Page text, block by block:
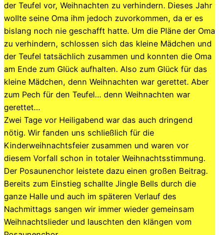
der Teufel vor, Weihnachten zu verhindern. Dieses Jahr
wollte seine Oma ihm jedoch zuvorkommen, da er es
bislang noch nie geschafft hatte. Um die Pläne der Oma
zu verhindern, schlossen sich das kleine Mädchen und
der Teufel tatsächlich zusammen und konnten die Oma
am Ende zum Glück aufhalten. Also zum Glück für das
kleine Mädchen, denn Weihnachten war gerettet. Aber
zum Pech für den Teufel… denn Weihnachten war
gerettet…
Zwei Tage vor Heiligabend war das auch dringend
nötig. Wir fanden uns schließlich für die
Kinderweihnachtsfeier zusammen und waren vor
diesem Vorfall schon in totaler Weihnachtsstimmung.
Der Posaunenchor leistete dazu einen großen Beitrag.
Bereits zum Einstieg schallte Jingle Bells durch die
ganze Halle und auch im späteren Verlauf des
Nachmittags sangen wir immer wieder gemeinsam
Weihnachtslieder und lauschten den klängen vom